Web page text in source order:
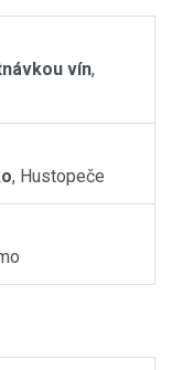
vín,
, Hustopeče